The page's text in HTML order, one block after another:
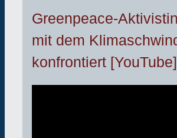
Greenpeace-
mit dem
konfrontiert [YouTube]